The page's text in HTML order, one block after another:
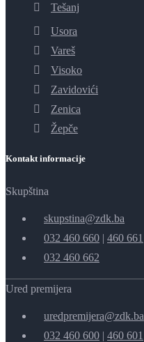
Tešanj
Usora
Vareš
Visoko
Zavidovići
Zenica
Žepče
Kontakt informacije
Skupština
skupstina@zdk.ba
032 460 660 | 460 661
032 460 662
Ured premijera
uredpremijera@zdk.ba
032 460 600 | 460 601